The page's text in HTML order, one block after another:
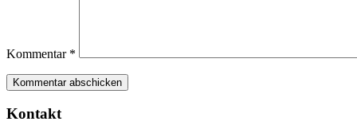
Kommentar *
Kontakt